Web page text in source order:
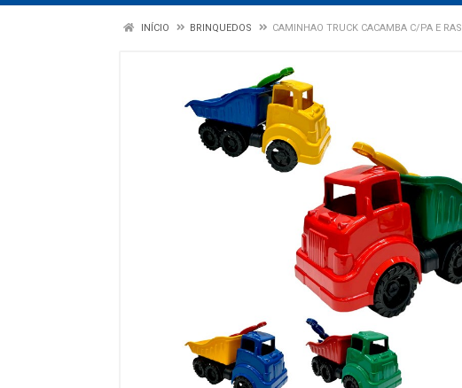
INÍCIO BRINQUEDOS CAMINHAO TRUCK CACAMBA C/PA E